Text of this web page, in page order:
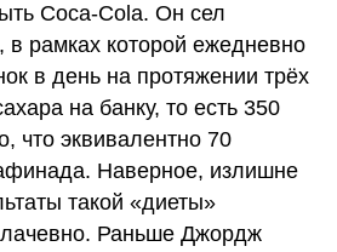
Coca-Cola. Он сел
в рамках которой ежедневно
в день на протяжении трёх
на банку, то есть 350
что эквивалентно 70
Наверное, излишне
такой «диеты»
Раньше Джордж